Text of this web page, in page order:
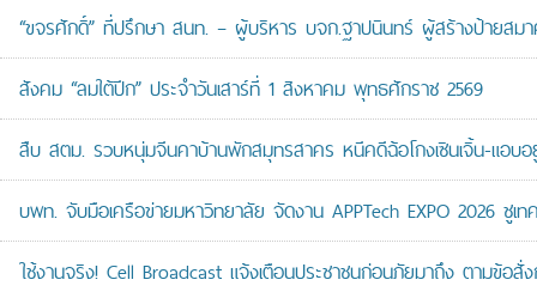
“ขจรศักดิ์” ที่ปรึกษา สนท. – ผู้บริหาร บจก.ฐาปนินทร์ ผู้สร้างป้ายสม
สังคม “ลมใต้ปีก” ประจำวันเสาร์ที่ 1 สิงหาคม พุทธศักราช 2569
สืบ สตม. รวบหนุ่มจีนคาบ้านพักสมุทรสาคร หนีคดีฉ้อโกงเซินเจิ้น-แอบอ
บพท. จับมือเครือข่ายมหาวิทยาลัย จัดงาน APPTech EXPO 2026 ชูเ
ใช้งานจริง! Cell Broadcast แจ้งเตือนประชาชนก่อนภัยมาถึง ตามข้อสั่